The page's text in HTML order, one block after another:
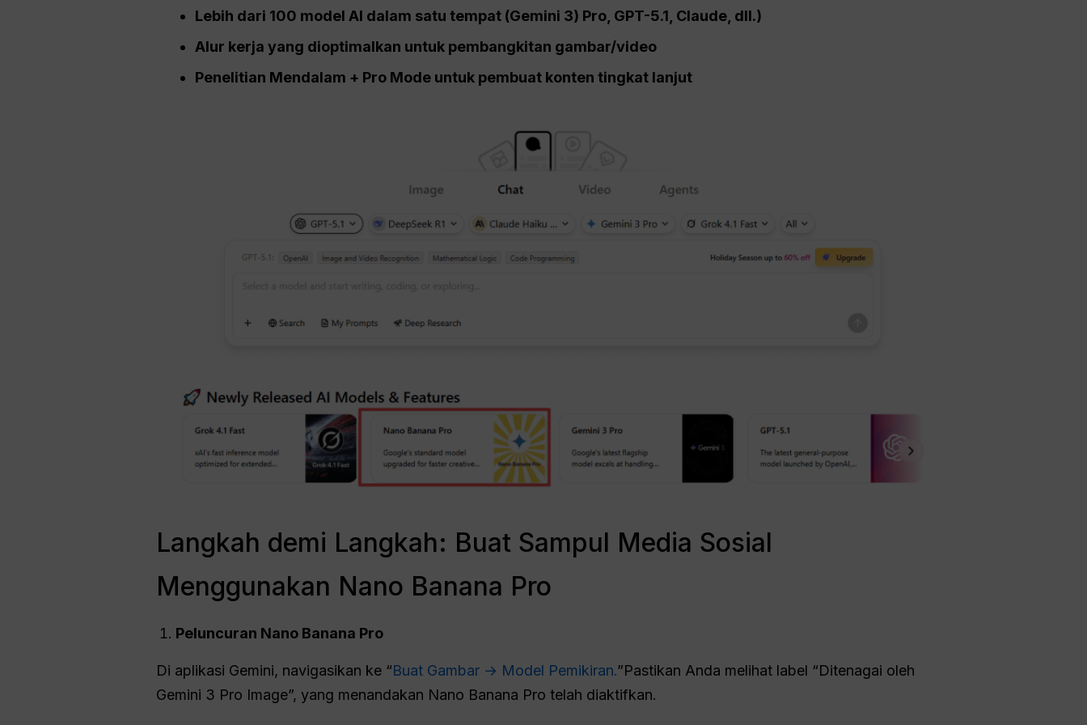
Lebih dari 100 model AI dalam satu tempat (Gemini 3) Pro, GPT-5.1, Claude, dll.)
Alur kerja yang dioptimalkan untuk pembangkitan gambar/video
Penelitian Mendalam + Pro Mode untuk pembuat konten tingkat lanjut
Langkah demi Langkah: Buat Sampul Media Sosial
Menggunakan Nano Banana Pro
Peluncuran Nano Banana Pro
Di aplikasi Gemini, navigasikan ke “Buat Gambar → Model Pemikiran.”Pastikan Anda melihat label “Ditenagai oleh
Gemini 3 Pro Image”, yang menandakan Nano Banana Pro telah diaktifkan.